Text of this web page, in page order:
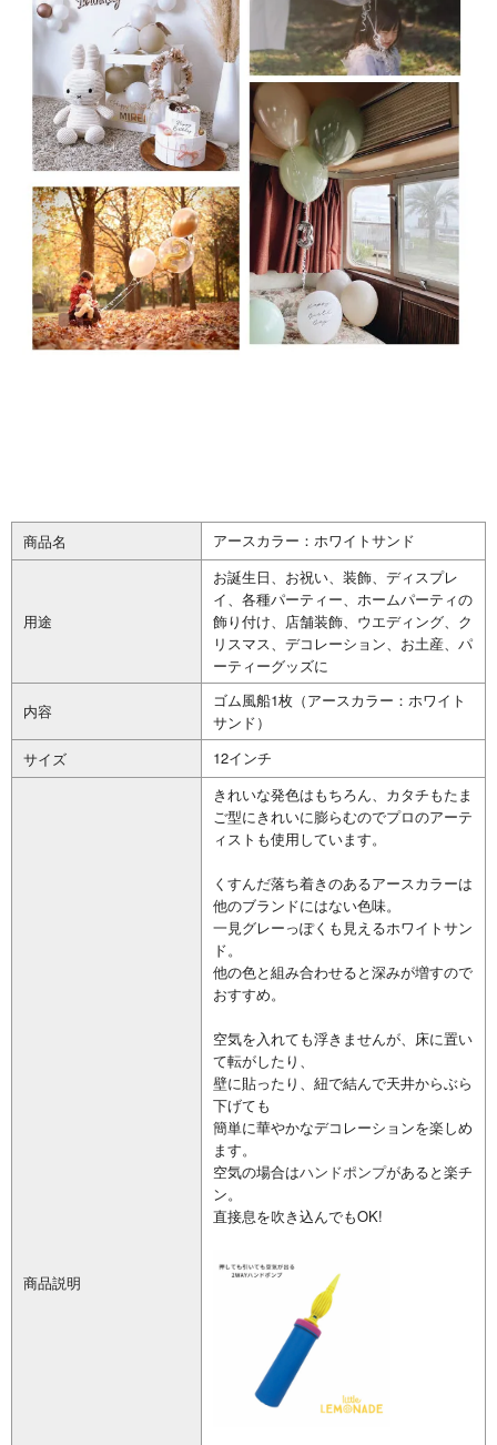
商品名 アースカラー：ホワイトサンド
用途
お誕生日、お祝い、装飾、ディスプレ
イ、各種パーティー、ホームパーティの
飾り付け、店舗装飾、ウエディング、ク
リスマス、デコレーション、お土産、パ
ーティーグッズに
内容
ゴム風船1枚（アースカラー：ホワイト
サンド）
サイズ
12インチ
商品説明
きれいな発色はもちろん、カタチもたま
ご型にきれいに膨らむのでプロのアーテ
ィストも使用しています。
くすんだ落ち着きのあるアースカラーは
他のブランドにはない色味。
一見グレーっぽくも見えるホワイトサン
ド。
他の色と組み合わせると深みが増すので
おすすめ。
空気を入れても浮きませんが、床に置い
て転がしたり、
壁に貼ったり、紐で結んで天井からぶら
下げても
簡単に華やかなデコレーションを楽しめ
ます。
空気の場合はハンドポンプがあると楽チ
ン。
直接息を吹き込んでもOK!